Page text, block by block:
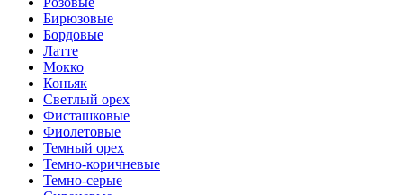
Бирюзовые
Бордовые
Латте
Мокко
Коньяк
Светлый орех
Фисташковые
Фиолетовые
Темный орех
Темно-коричневые
Темно-серые